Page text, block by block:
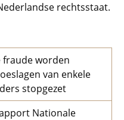
rechtsstaat.
fraude worden
van enkele
stopgezet
Nationale